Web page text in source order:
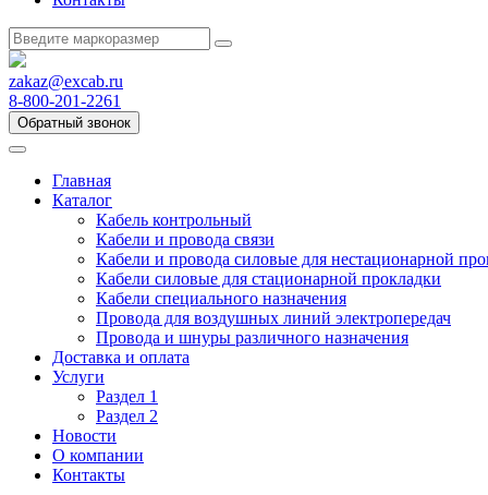
zakaz@excab.ru
8-800-201-2261
Обратный звонок
Главная
Каталог
Кабель контрольный
Кабели и провода связи
Кабели и провода силовые для нестационарной
Кабели силовые для стационарной прокладки
Кабели специального назначения
Провода для воздушных линий электропередач
Провода и шнуры различного назначения
Доставка и оплата
Услуги
Раздел 1
Раздел 2
Новости
О компании
Контакты